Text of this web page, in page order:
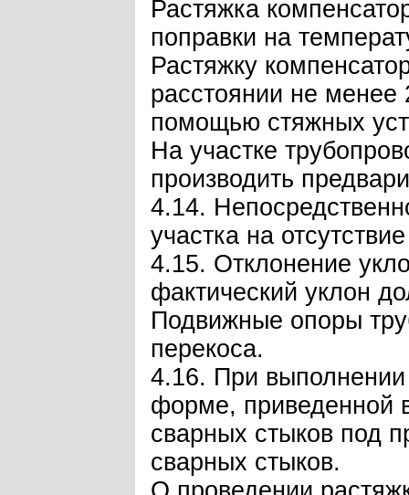
Растяжка
поправки на
Растяжку
расстоянии не менее
помощью стяжных
На участке
производить
4.14.
участка на
4.15. Отклонение
фактический уклон
Подвижные опоры
перекоса.
4.16. При выполнении
форме, приведенной
сварных стыков под
сварных стыков.